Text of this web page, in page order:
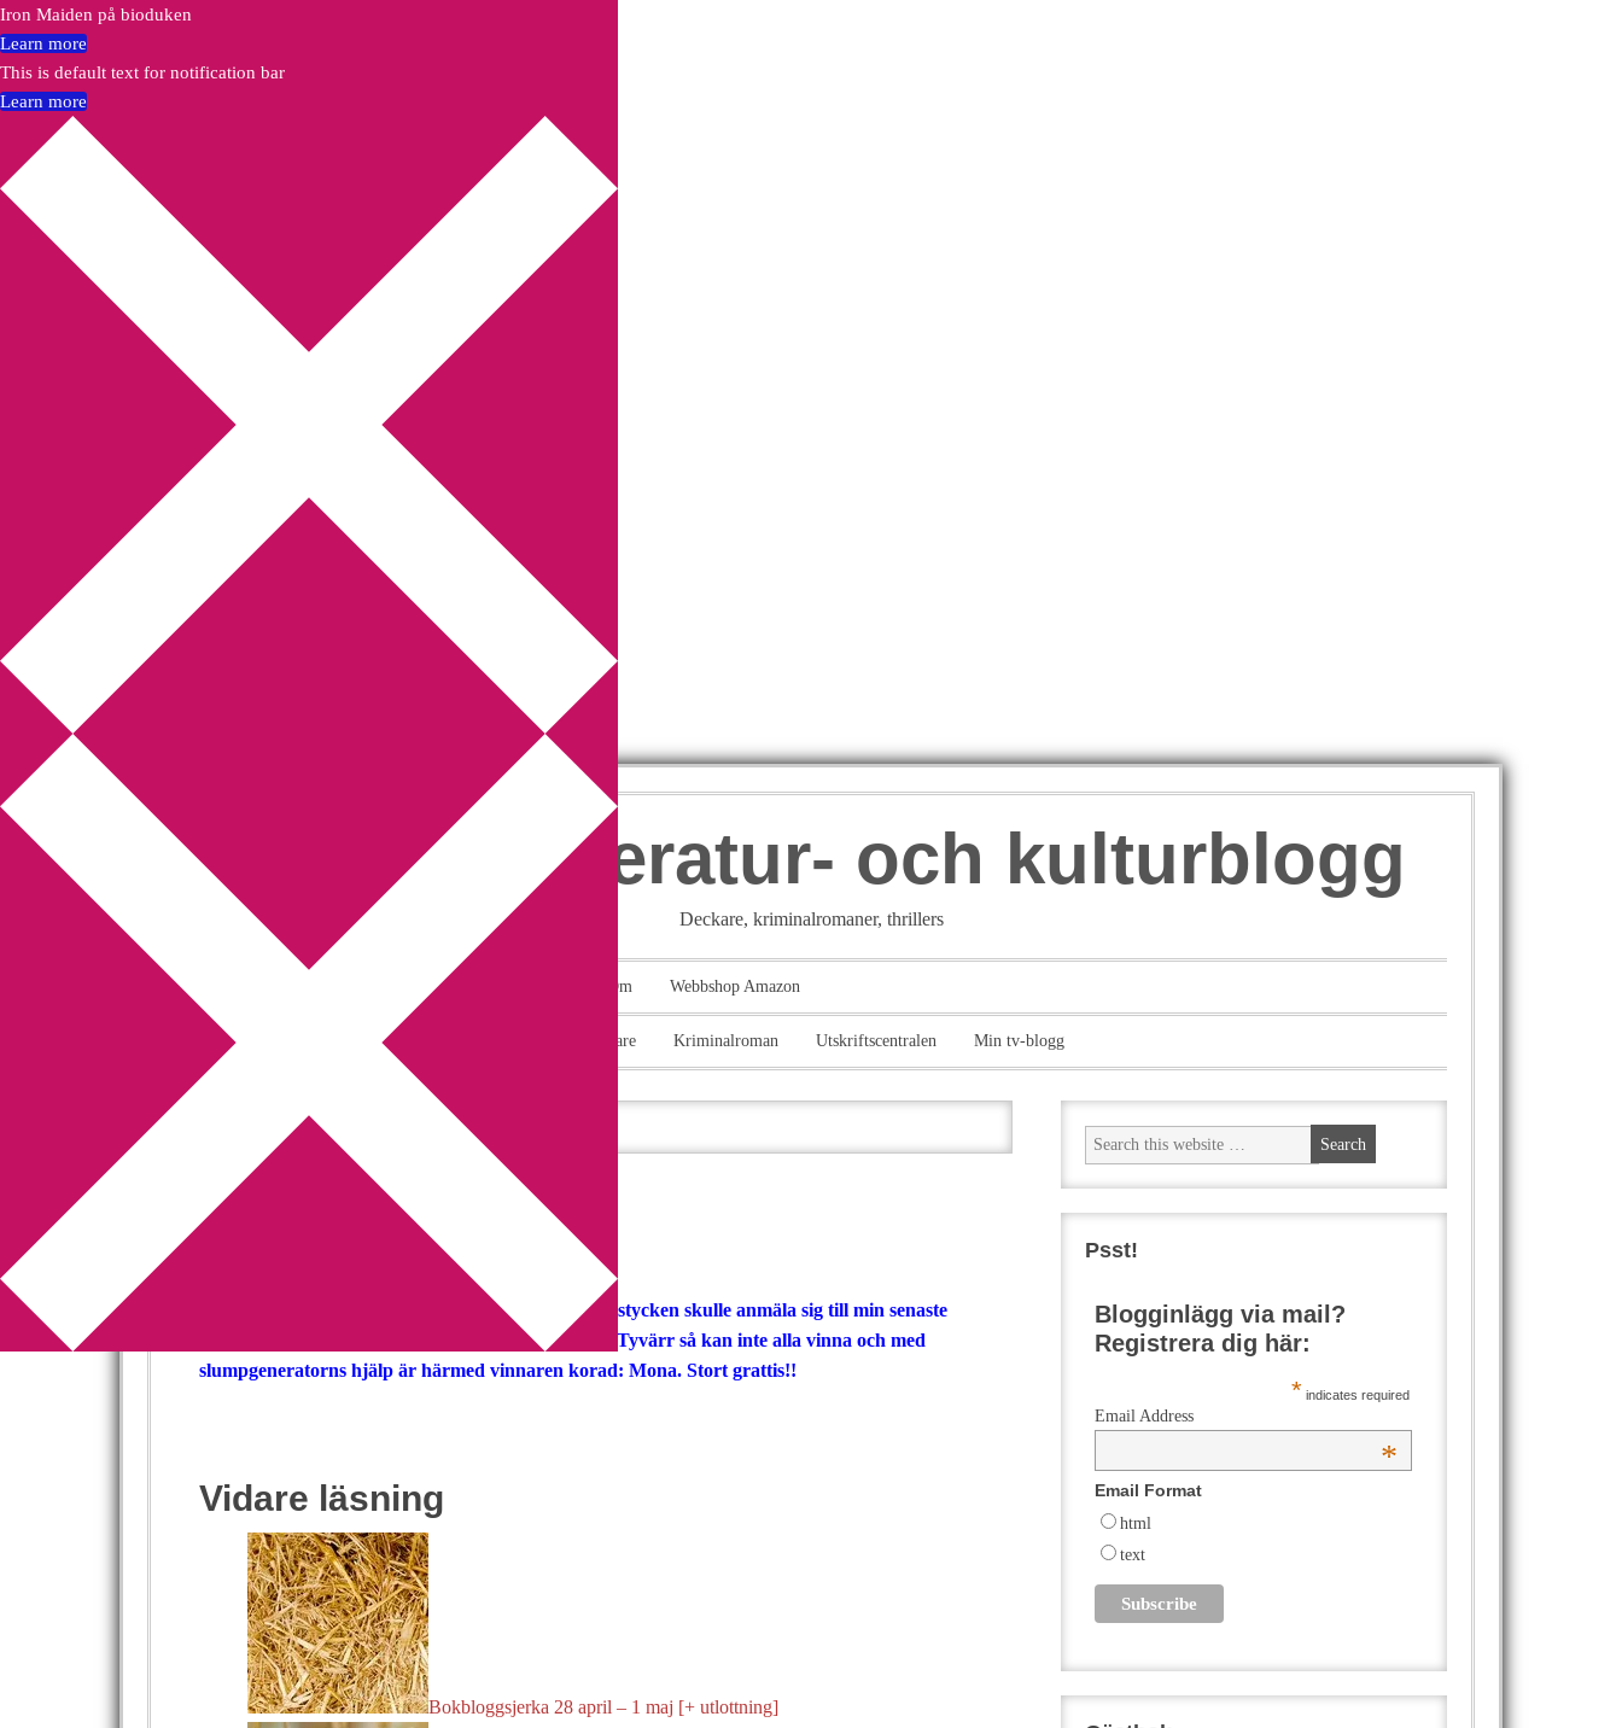
Annikas litteratur- och kulturblogg
Deckare, kriminalromaner, thrillers
Författarfemman Om Webbshop Amazon
Gästinlägg Bokbloggsjerka Deckare Kriminalroman Utskriftscentralen Min tv-blogg
You are here:Home Och vinnaren är …..
Och vinnaren är …..
2 Comments
Jag kunde aldrig drömma om att så många som 42 stycken skulle anmäla sig till min senaste
. Jag skickar ett stort tack till er allihopa. Tyvärr så kan inte alla vinna och med
slumpgeneratorns hjälp är härmed vinnaren korad: Mona. Stort grattis!!
Vidare läsning
Bokbloggsjerka 28 april – 1 maj [+ utlottning]
Psst!
Blogginlägg via mail?
Registrera dig här:
* indicates required
Email Address
*
Email Format
html
text
Iron Maiden på bioduken
Learn more
This is default text for notification bar
Learn more